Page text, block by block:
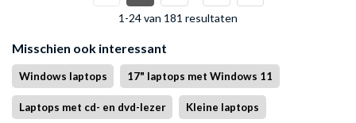
1-24 van 181 resultaten
Misschien ook interessant
Windows laptops 17" laptops met Windows 11
Laptops met cd- en dvd-lezer Kleine laptops